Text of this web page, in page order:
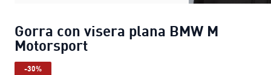
Gorra con visera plana BMW M
Motorsport
-30%